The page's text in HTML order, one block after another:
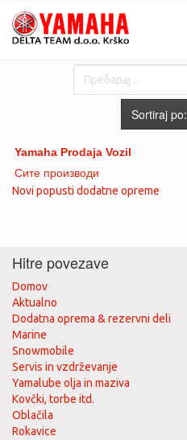
Sortiraj po:
Yamaha Prodaja Vozil
Сите производи
Novi popusti dodatne opreme
Hitre povezave
Domov
Aktualno
Dodatna oprema & rezervni deli
Marine
Snowmobile
Servis in vzdrževanje
Yamalube olja in maziva
Kovčki, torbe itd.
Oblačila
Rokavice